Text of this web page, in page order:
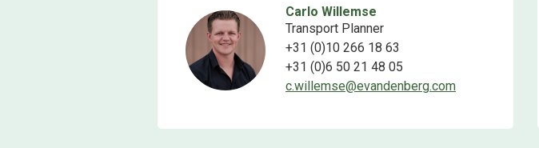
Carlo Willemse
Transport Planner
+31 (0)10 266 18 63
+31 (0)6 50 21 48 05
c.willemse@evandenberg.com